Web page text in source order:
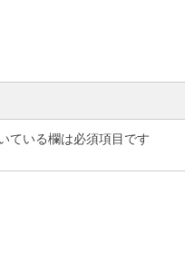
ている欄は必須項目です